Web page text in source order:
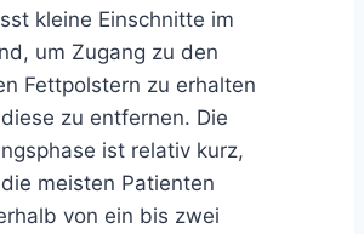
kleine Einschnitte im
um Zugang zu den
Fettpolstern zu erhalten
zu entfernen. Die
ist relativ kurz,
meisten Patienten
von ein bis zwei